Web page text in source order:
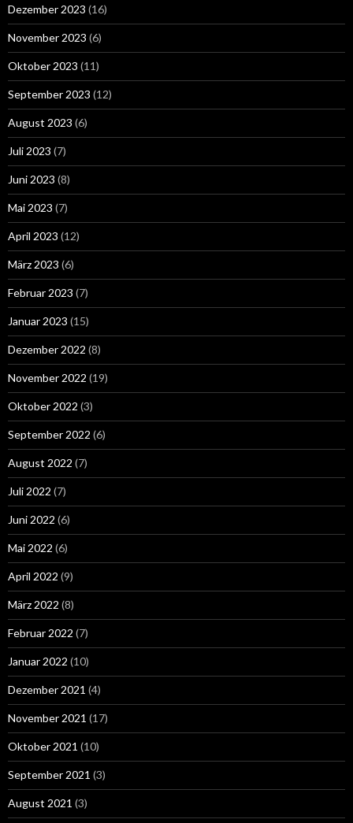
Dezember 2023 (16)
November 2023 (6)
Oktober 2023 (11)
September 2023 (12)
August 2023 (6)
Juli 2023 (7)
Juni 2023 (8)
Mai 2023 (7)
April 2023 (12)
März 2023 (6)
Februar 2023 (7)
Januar 2023 (15)
Dezember 2022 (8)
November 2022 (19)
Oktober 2022 (3)
September 2022 (6)
August 2022 (7)
Juli 2022 (7)
Juni 2022 (6)
Mai 2022 (6)
April 2022 (9)
März 2022 (8)
Februar 2022 (7)
Januar 2022 (10)
Dezember 2021 (4)
November 2021 (17)
Oktober 2021 (10)
September 2021 (3)
August 2021 (3)